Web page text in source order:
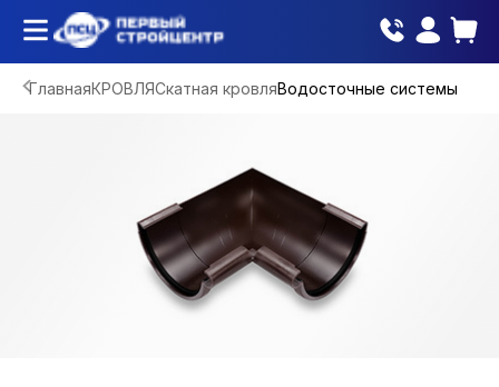
ГлавнаяКРОВЛЯСкатная кровляВодосточные системы